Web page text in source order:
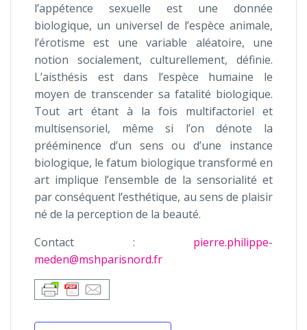
l’appétence sexuelle est une donnée
biologique, un universel de l’espèce animale,
l’érotisme est une variable aléatoire, une
notion socialement, culturellement, définie.
L’aisthésis est dans l’espèce humaine le
moyen de transcender sa fatalité biologique.
Tout art étant à la fois multifactoriel et
multisensoriel, même si l’on dénote la
prééminence d’un sens ou d’une instance
biologique, le fatum biologique transformé en
art implique l’ensemble de la sensorialité et
par conséquent l’esthétique, au sens de plaisir
né de la perception de la beauté.
Contact : pierre.philippe-
meden@mshparisnord.fr